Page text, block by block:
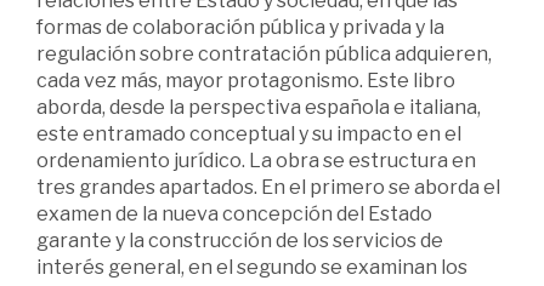
formas de colaboración pública y privada y la
regulación sobre contratación pública adquieren,
cada vez más, mayor protagonismo. Este libro
aborda, desde la perspectiva española e italiana,
este entramado conceptual y su impacto en el
ordenamiento jurídico. La obra se estructura en
tres grandes apartados. En el primero se aborda el
examen de la nueva concepción del Estado
garante y la construcción de los servicios de
interés general, en el segundo se examinan los